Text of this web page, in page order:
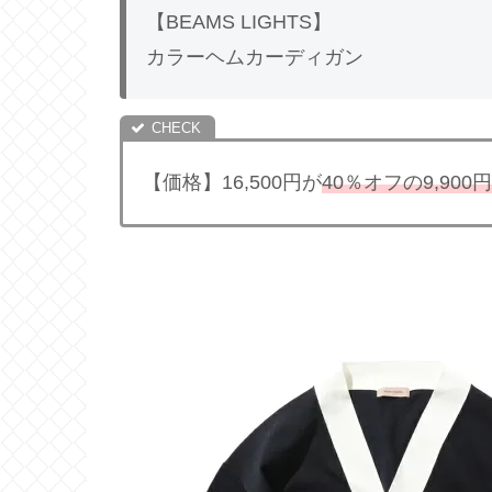
【BEAMS LIGHTS】
カラーヘムカーディガン
【価格】16,500円が40％オフの9,900円